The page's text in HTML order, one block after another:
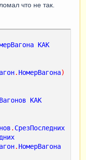
что не так.
КАК
. НомерВагона)
КАК
. СрезПоследних
. НомерВагона